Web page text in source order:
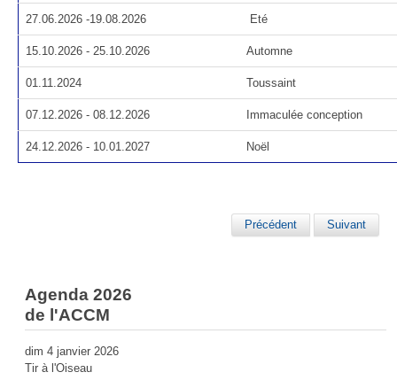
27.06.2026 -19.08.2026 Eté
15.10.2026 - 25.10.2026 Automne
01.11.2024 Toussaint
07.12.2026 - 08.12.2026 Immaculée conception
24.12.2026 - 10.01.2027 Noël
Précédent Suivant
Agenda 2026
de l'ACCM
dim 4 janvier 2026
Tir à l'Oiseau